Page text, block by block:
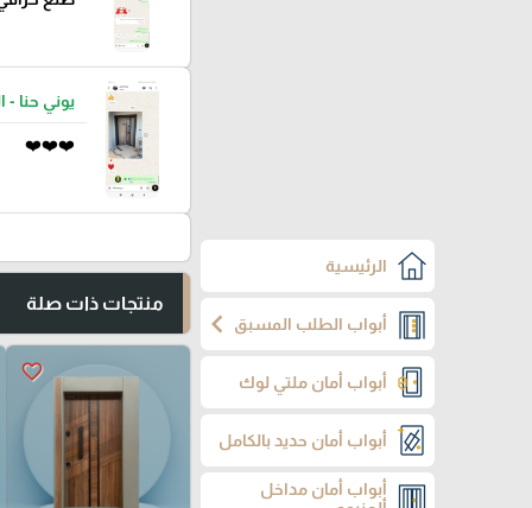
الرئيسية
أبواب الطلب المسبقchevron_left
أبواب أمان ملتي لوك
أبواب أمان حديد بالكامل
أبواب أمان مداخل
يوني حنا -
❤️❤️❤️
منتجات ذات صلة
favorite_border